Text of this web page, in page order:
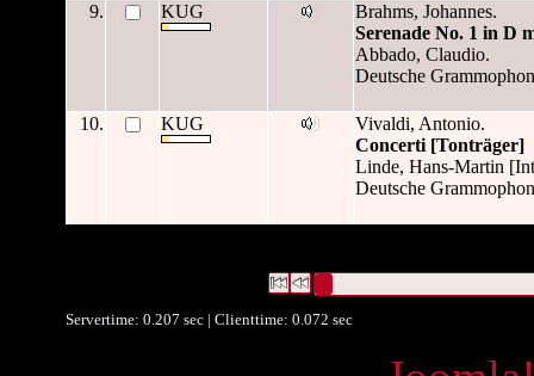
9. KUG
Brahms, Johannes.
Serenade No. 1 in D
Abbado, Claudio.
Deutsche
10. KUG
Vivaldi, Antonio.
Concerti [Tonträger]
Linde, Hans-Martin
Deutsche
Servertime: 0.207 sec | Clienttime: 0.072 sec